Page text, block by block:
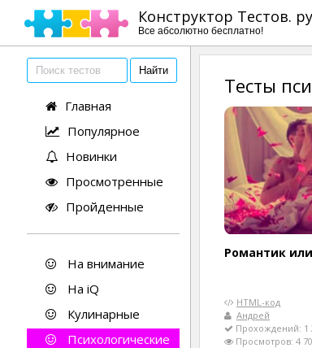
Конструктор Тестов. ру
Все абсолютно бесплатно!
Главная
Популярное
Новинки
Просмотренные
Пройденные
На внимание
На iQ
Кулинарные
Психологические
Тесты
Романтик
HTML-код
Андрей
Прохождений: 1
Просмотров: 4